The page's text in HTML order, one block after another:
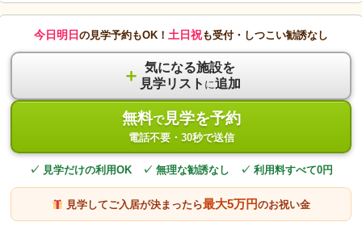
今日明日 の見学予約もOK！ 土日祝も受付・しつこい勧誘なし
＋ 気になる施設を
見学リスト に追加
無料で見学を予約
電話不要・30秒で送信
✓ 見学だけの利用OK ✓ 無理な勧誘なし ✓ 利用料すべて0円
見学してご入居が決まったら最大5万円のお祝い金